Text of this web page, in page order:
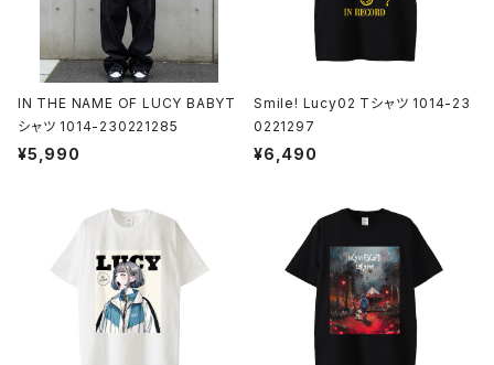
IN THE NAME OF LUCY BABYT
シャツ 1014-230221285
¥5,990
Smile! Lucy02 Tシャツ 1014-23
0221297
¥6,490